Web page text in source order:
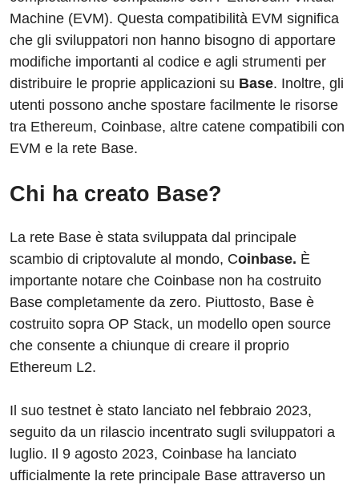
Machine (EVM). Questa compatibilità EVM significa
che gli sviluppatori non hanno bisogno di apportare
modifiche importanti al codice e agli strumenti per
distribuire le proprie applicazioni su Base. Inoltre, gli
utenti possono anche spostare facilmente le risorse
tra Ethereum, Coinbase, altre catene compatibili con
EVM e la rete Base.
Chi ha creato Base?
La rete Base è stata sviluppata dal principale
scambio di criptovalute al mondo, Coinbase. È
importante notare che Coinbase non ha costruito
Base completamente da zero. Piuttosto, Base è
costruito sopra OP Stack, un modello open source
che consente a chiunque di creare il proprio
Ethereum L2.
Il suo testnet è stato lanciato nel febbraio 2023,
seguito da un rilascio incentrato sugli sviluppatori a
luglio. Il 9 agosto 2023, Coinbase ha lanciato
ufficialmente la rete principale Base attraverso un